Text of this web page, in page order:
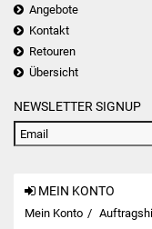
Angebote
Kontakt
Retouren
Übersicht
NEWSLETTER SIGNUP
MEIN KONTO
Mein Konto